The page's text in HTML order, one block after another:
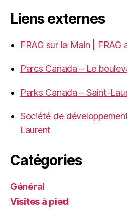
Liens externes
FRAG sur la Main |
Parcs Canada – Le
Parks Canada – Saint-
Société de
Laurent
Catégories
Général
Visites à pied